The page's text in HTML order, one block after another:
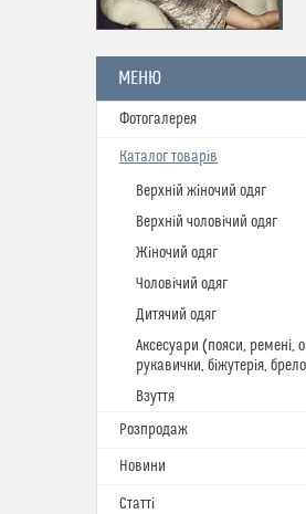
Фотогалерея
Каталог товарів
Верхній жіночий одяг
Верхній чоловічий одяг
Жіночий одяг
Чоловічий одяг
Дитячий одяг
Аксесуари (пояси, ремені,
рукавички, біжутерія,
Взуття
Розпродаж
Новини
Статті